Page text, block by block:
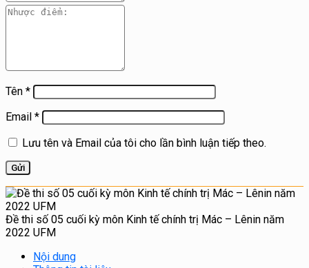
Tên *
Email *
Lưu tên và Email của tôi cho lần bình luận tiếp theo.
Đề thi số 05 cuối kỳ môn Kinh tế chính trị Mác – Lênin năm
2022 UFM
Nội dung